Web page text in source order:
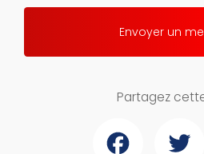
Envoyer un
Partagez